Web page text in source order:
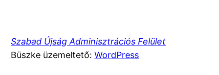
Szabad Újság Adminisztrációs Felület
Büszke üzemeltető:WordPress